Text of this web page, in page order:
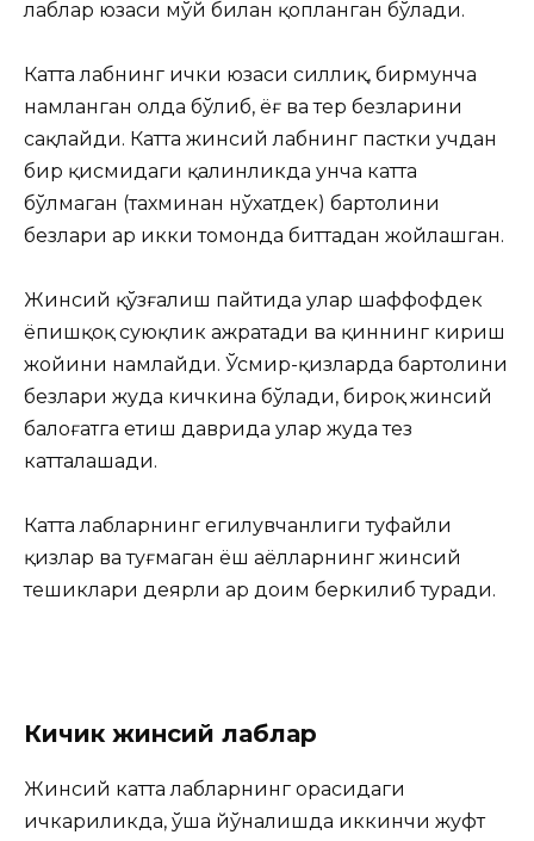
лаблар юзаси мўй билан қопланган бўлади.
Катта лабнинг ички юзаси силлиқ, бирмунча
намланган ҳолда бўлиб, ёғ ва тер безларини
сақлайди. Катта жинсий лабнинг пастки учдан
бир қисмидаги қалинликда унча катта
бўлмаган (тахминан нўхатдек) бартолини
безлари ҳар икки томонда биттадан жойлашган.
Жинсий қўзғалиш пайтида улар шаффофдек
ёпишқоқ суюқлик ажратади ва қиннинг кириш
жойини намлайди. Ўсмир-қизларда бартолини
безлари жуда кичкина бўлади, бироқ жинсий
балоғатга етиш даврида улар жуда тез
катталашади.
Катта лабларнинг егилувчанлиги туфайли
қизлар ва туғмаган ёш аёлларнинг жинсий
тешиклари деярли ҳар доим беркилиб туради.
Кичик жинсий лаблар
Жинсий катта лабларнинг орасидаги
ичкариликда, ўша йўналишда иккинчи жуфт